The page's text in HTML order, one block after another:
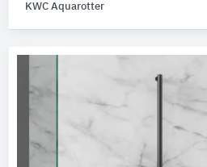
KWC Aquarotter